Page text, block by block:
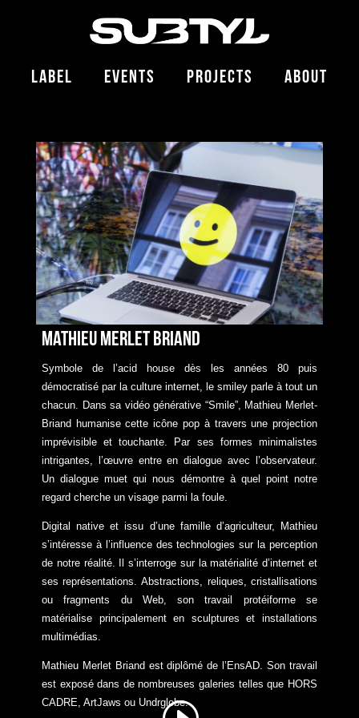
LABEL EVENTS PROJECTS ABOUT
Mathieu Merlet Briand
Symbole de l’acid house dès les années 80 puis
démocratisé par la culture internet, le smiley parle à tout un
chacun. Dans sa vidéo générative “Smile”, Mathieu Merlet-
Briand humanise cette icône pop à travers une projection
imprévisible et touchante. Par ses formes minimalistes
intrigantes, l’œuvre entre en dialogue avec l’observateur.
Un dialogue muet qui nous démontre à quel point notre
regard cherche un visage parmi la foule.
Digital native et issu d’une famille d’agriculteur, Mathieu
s’intéresse à l’influence des technologies sur la perception
de notre réalité. Il s’interroge sur la matérialité d’internet et
ses représentations. Abstractions, reliques, cristallisations
ou fragments du Web, son travail protéiforme se
matérialise principalement en sculptures et installations
multimédias.
Mathieu Merlet Briand est diplômé de l’EnsAD. Son travail
est exposé dans de nombreuses galeries telles que HORS
CADRE, ArtJaws ou Undrglobe.